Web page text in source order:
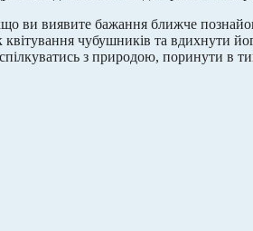
ви виявите бажання ближче
квітування чубушників та вдихнути
з природою, поринути в